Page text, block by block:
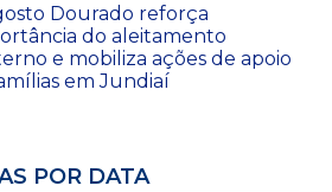
Dourado reforça
do aleitamento
e mobiliza ações de apoio
em Jundiaí
POR DATA